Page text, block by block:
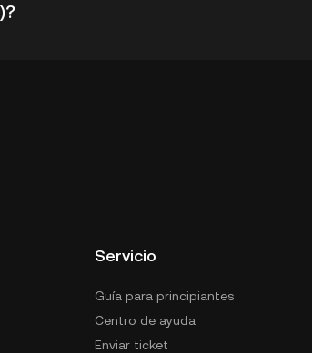
hardware, un servicio de criptocustodia de
Servicio
Guía para principiantes
Centro de ayuda
Enviar ticket